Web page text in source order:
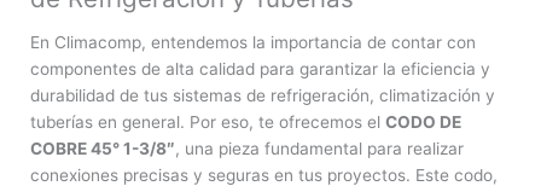
En Climacomp, entendemos la importancia de contar con
componentes de alta calidad para garantizar la eficiencia y
durabilidad de tus sistemas de refrigeración, climatización y
tuberías en general. Por eso, te ofrecemos el CODO DE
COBRE 45° 1-3/8″, una pieza fundamental para realizar
conexiones precisas y seguras en tus proyectos. Este codo,